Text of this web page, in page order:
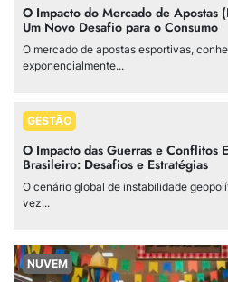
O Impacto do Mercado de Apostas
Um Novo Desafio para o Consumo
O mercado de apostas esportivas,
exponencialmente...
GESTÃO
O Impacto das Guerras e Conflitos
Brasileiro: Desafios e Estratégias
O cenário global de instabilidade
vez...
NUVEM